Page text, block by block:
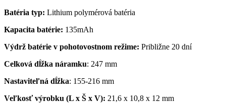
Batéria typ: Lithium polymérová batéria
Kapacita batérie: 135mAh
Výdrž batérie v pohotovostnom režime: Približne 20 dní
Celková dĺžka náramku: 247 mm
Nastaviteľná dĺžka: 155-216 mm
Veľkosť výrobku (L x Š x V): 21,6 x 10,8 x 12 mm